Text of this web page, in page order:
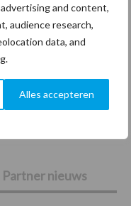
and content,
audience research,
data, and
Alles accepteren
Partner nieuws
UVC